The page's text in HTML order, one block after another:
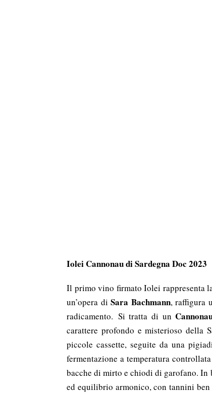
Iolei Cannonau di Sardegna Doc 2023
Il primo vino firmato Iolei rappresenta
un’opera diSara Bachmann, raffigura
radicamento. Si tratta di un
carattere profondo e misterioso della
piccole cassette, seguite da una
fermentazione a temperatura
bacche di mirto e chiodi di garofano. In
ed equilibrio armonico, con tannini